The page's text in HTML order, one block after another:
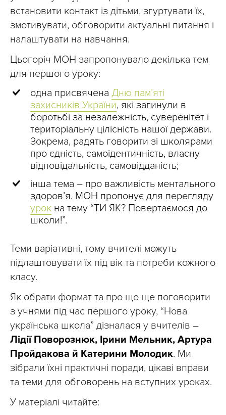
встановити контакт із дітьми, згуртувати їх,
змотивувати, обговорити актуальні питання і
налаштувати на навчання.
Цьогоріч МОН запропонувало декілька тем
для першого уроку:
одна присвячена Дню пам’яті
захисників України, які загинули в
боротьбі за незалежність, суверенітет і
територіальну цілісність нашої держави.
Зокрема, радять говорити зі школярами
про єдність, самоідентичність, власну
відповідальність, самовідданість;
інша тема – про важливість ментального
здоров’я. МОН пропонує для перегляду
урок на тему “ТИ ЯК? Повертаємося до
школи!”.
Теми варіативні, тому вчителі можуть
підлаштовувати їх під вік та потреби кожного
класу.
Як обрати формат та про що ще поговорити
з учнями під час першого уроку, “Нова
українська школа” дізналася у вчителів –
Лідії Поворознюк, Ірини Мельник, Артура
Пройдакова й Катерини Молодик. Ми
зібрали їхні практичні поради, цікаві вправи
та теми для обговорень на вступних уроках.
У матеріалі читайте: